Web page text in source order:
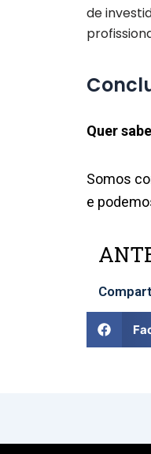
de
Quer
Somos
e
Prev